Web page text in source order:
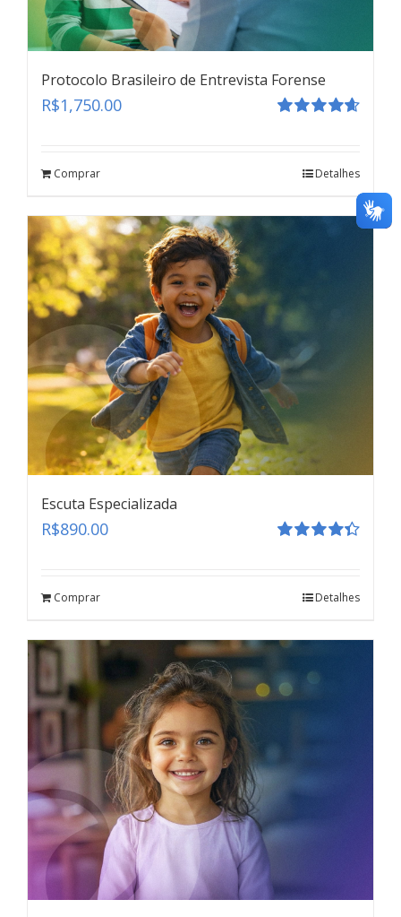
Protocolo Brasileiro de Entrevista Forense
R$1,750.00
Comprar Detalhes
Escuta Especializada
R$890.00
Comprar Detalhes
Click here